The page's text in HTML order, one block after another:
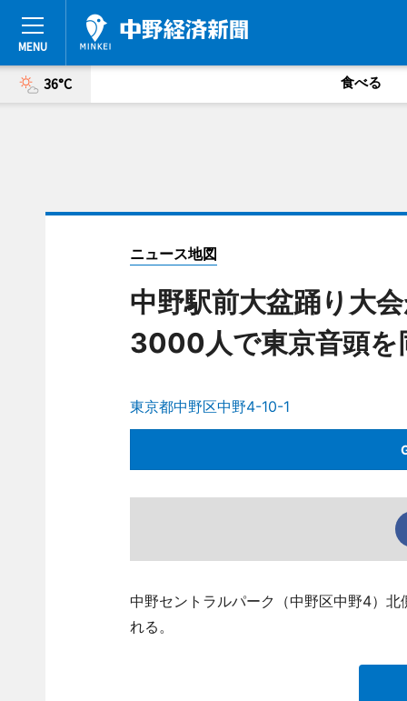
36°C 食べる
ニュース地図
中野駅前大盆踊り大
3000人で東京音頭を
東京都中野区中野4-10-1
中野セントラルパーク（中野区中野4）
れる。